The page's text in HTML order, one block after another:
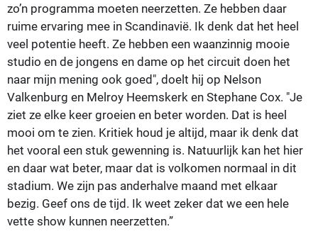
zo’n programma moeten neerzetten. Ze hebben daar
ruime ervaring mee in Scandinavië. Ik denk dat het heel
veel potentie heeft. Ze hebben een waanzinnig mooie
studio en de jongens en dame op het circuit doen het
naar mijn mening ook goed", doelt hij op Nelson
Valkenburg en Melroy Heemskerk en Stephane Cox. "Je
ziet ze elke keer groeien en beter worden. Dat is heel
mooi om te zien. Kritiek houd je altijd, maar ik denk dat
het vooral een stuk gewenning is. Natuurlijk kan het hier
en daar wat beter, maar dat is volkomen normaal in dit
stadium. We zijn pas anderhalve maand met elkaar
bezig. Geef ons de tijd. Ik weet zeker dat we een hele
vette show kunnen neerzetten.”